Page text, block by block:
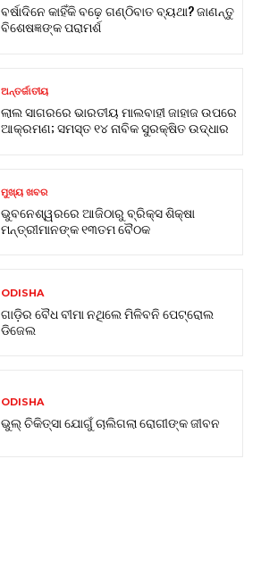
ବର୍ଷାଦିନେ କାହିଁକି ବଢ଼େ ଗଣ୍ଠିବାତ ବ୍ୟଥା? ଜାଣନ୍ତୁ
ବିଶେଷଜ୍ଞଙ୍କ ପରାମର୍ଶ
ଅନ୍ତର୍ଜାତୀୟ
ଲାଲ ସାଗରରେ ଭାରତୀୟ ମାଲବାହୀ ଜାହାଜ ଉପରେ
ଆକ୍ରମଣ; ସମସ୍ତ ୧୪ ନାବିକ ସୁରକ୍ଷିତ ଉଦ୍ଧାର
ମୁଖ୍ୟ ଖବର
ଭୁବନେଶ୍ୱରରେ ଆଜିଠାରୁ ବ୍ରିକ୍ସ ଶିକ୍ଷା
ମନ୍ତ୍ରୀମାନଙ୍କ ୧୩ତମ ବୈଠକ
ODISHA
ଗାଡ଼ିର ବୈଧ ବୀମା ନଥିଲେ ମିଳିବନି ପେଟ୍ରୋଲ
ଡିଜେଲ
ODISHA
ଭୁଲ୍ ଚିକିତ୍ସା ଯୋଗୁଁ ଚାଲିଗଲା ରୋଗୀଙ୍କ ଜୀବନ